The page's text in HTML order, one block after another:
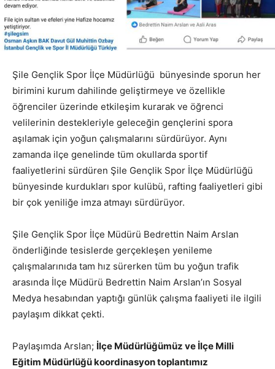
Şile Gençlik Spor İlçe Müdürlüğü bünyesinde sporun her
birimini kurum dahilinde geliştirmeye ve özellikle
öğrenciler üzerinde etkileşim kurarak ve öğrenci
velilerinin destekleriyle geleceğin gençlerini spora
aşılamak için yoğun çalışmalarını sürdürüyor. Aynı
zamanda ilçe genelinde tüm okullarda sportif
faaliyetlerini sürdüren Şile Gençlik Spor İlçe Müdürlüğü
bünyesinde kurdukları spor kulübü, rafting faaliyetleri gibi
bir çok yeniliğe imza atmayı sürdürüyor.
Şile Gençlik Spor İlçe Müdürü Bedrettin Naim Arslan
önderliğinde tesislerde gerçekleşen yenileme
çalışmalarınıda tam hız sürerken tüm bu yoğun trafik
arasında İlçe Müdürü Bedrettin Naim Arslan’ın Sosyal
Medya hesabından yaptığı günlük çalışma faaliyeti ile ilgili
paylaşım dikkat çekti.
Paylaşımda Arslan; İlçe Müdürlüğümüz ve İlçe Milli
Eğitim Müdürlüğü koordinasyon toplantımız